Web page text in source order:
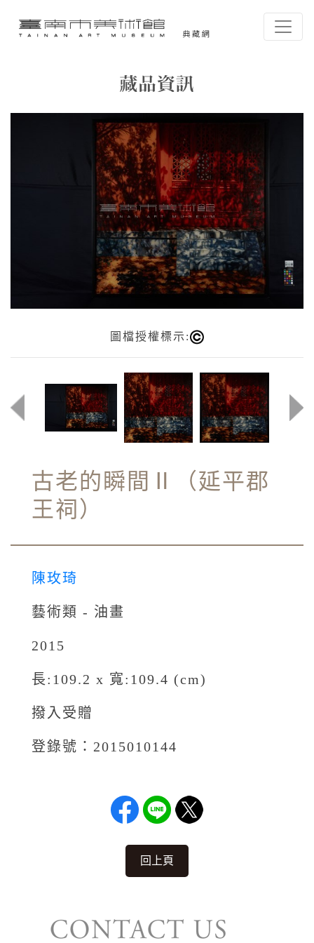
臺南市美術館-典藏網
網頁導覽
圖檔授權標示:
古老的瞬間Ⅱ（延平郡
王祠）
陳玫琦
藝術類 - 油畫
2015
長:109.2 x 寬:109.4 (cm)
撥入受贈
登錄號：2015010144
回上頁